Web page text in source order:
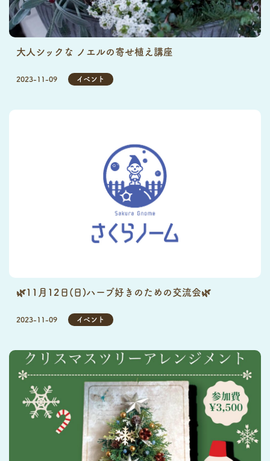
大人シックな ノエルの寄せ植え講座
2023-11-09 イベント
🌿11月12日(日)ハーブ好きのための交流会🌿
2023-11-09 イベント